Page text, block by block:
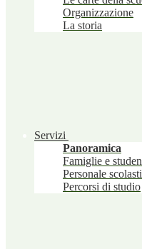
Organizzazione
La storia
Servizi
Panoramica
Famiglie e
Personale
Percorsi di studio